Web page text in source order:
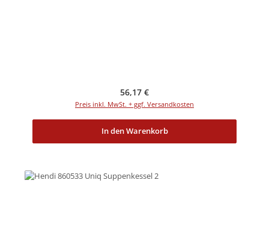
Regulärer Preis:
56,17 €
Preis inkl. MwSt. + ggf. Versandkosten
In den Warenkorb